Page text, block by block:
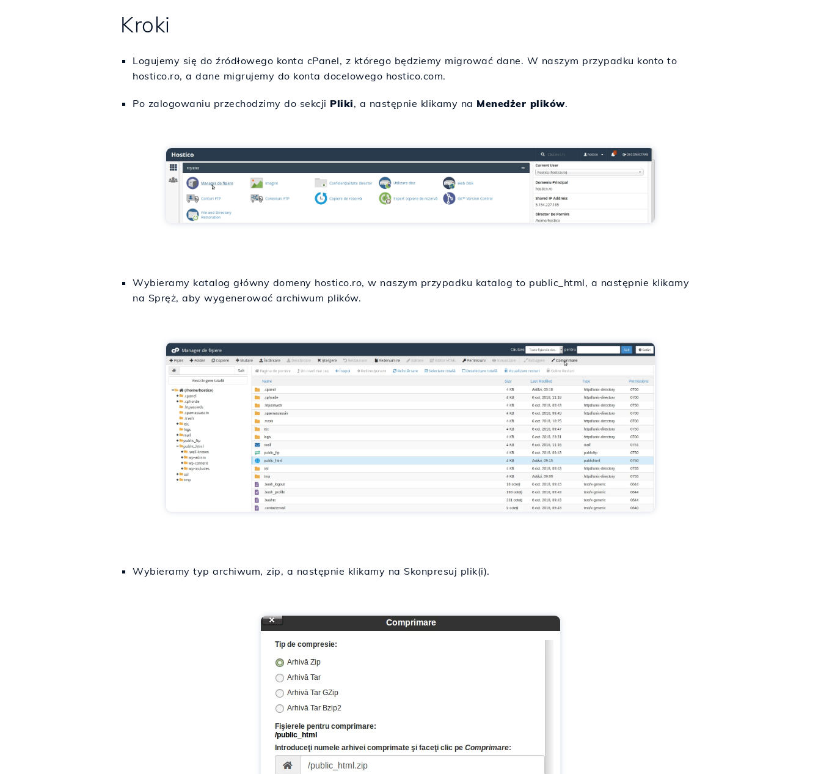
Kroki
Logujemy się do źródłowego konta cPanel, z którego będziemy migrować dane. W naszym przypadku konto to
hostico.ro, a dane migrujemy do konta docelowego hostico.com.
Po zalogowaniu przechodzimy do sekcji Pliki, a następnie klikamy na Menedżer plików.
Wybieramy katalog główny domeny hostico.ro, w naszym przypadku katalog to public_html, a następnie klikamy
na Spręż, aby wygenerować archiwum plików.
Wybieramy typ archiwum, zip, a następnie klikamy na Skonpresuj plik(i).